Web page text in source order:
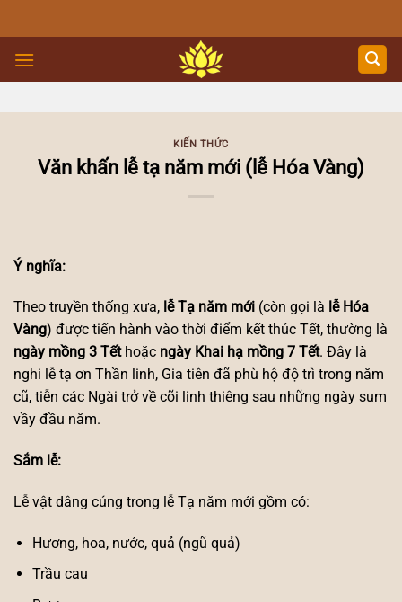
to
content
KIẾN THỨC
Văn khấn lễ tạ năm mới (lễ Hóa Vàng)
Ý nghĩa:
Theo truyền thống xưa, lễ Tạ năm mới (còn gọi là lễ Hóa
Vàng) được tiến hành vào thời điểm kết thúc Tết, thường là
ngày mồng 3 Tếthoặc ngày Khai hạ mồng 7 Tết. Đây là
nghi lễ tạ ơn Thần linh, Gia tiên đã phù hộ độ trì trong năm
cũ, tiễn các Ngài trở về cõi linh thiêng sau những ngày sum
vầy đầu năm.
Sắm lễ:
Lễ vật dâng cúng trong lễ Tạ năm mới gồm có:
Hương, hoa, nước, quả (ngũ quả)
Trầu cau